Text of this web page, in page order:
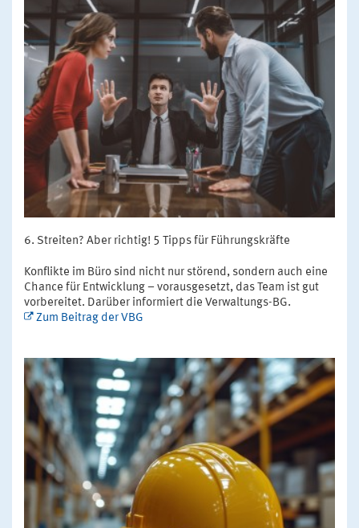
Streiten? Aber richtig! 5 Tipps für Führungskräfte
Konflikte im Büro sind nicht nur störend, sondern auch eine
Chance für Entwicklung – vorausgesetzt, das Team ist gut
vorbereitet. Darüber informiert die Verwaltungs-BG.
Zum Beitrag der VBG